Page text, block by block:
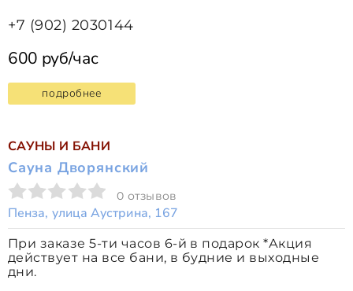
+7 (902) 2030144
600 руб/час
подробнее
САУНЫ И БАНИ
Сауна Дворянский
0 отзывов
Пенза, улица Аустрина, 167
При заказе 5-ти часов 6-й в подарок *Акция
действует на все бани, в будние и выходные
дни.